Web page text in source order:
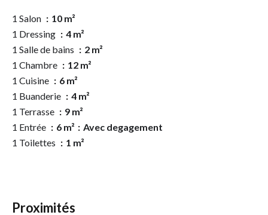
1 Salon
10 m²
1 Dressing
4 m²
1 Salle de bains
2 m²
1 Chambre
12 m²
1 Cuisine
6 m²
1 Buanderie
4 m²
1 Terrasse
9 m²
1 Entrée
6 m²
Avec degagement
1 Toilettes
1 m²
Proximités